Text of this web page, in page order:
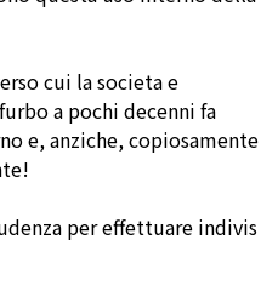
cui la societa e
a pochi decenni fa
e, anziche, copiosamente
per effettuare indivis